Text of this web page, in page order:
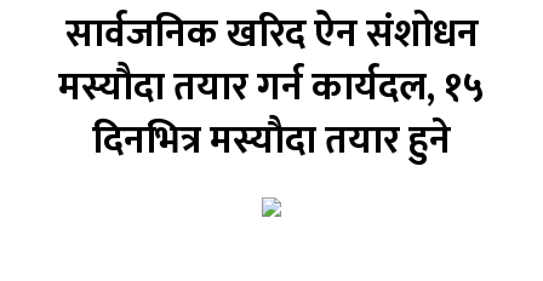
सार्वजनिक खरिद ऐन संशोधन
मस्यौदा तयार गर्न कार्यदल, १५
दिनभित्र मस्याैदा तयार हुने